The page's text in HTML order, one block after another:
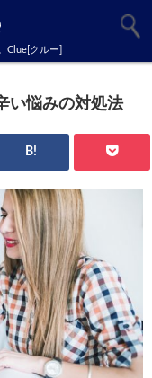
Clue[クルー]
い悩みの対処法
B!